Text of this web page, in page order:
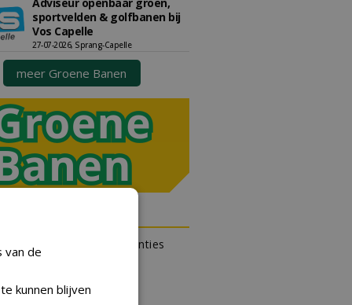
sportvelden & golfbanen bij
Vos Capelle
27-07-2026, Sprang-Capelle
meer Groene Banen
kan gratis kleine advertenties
zijn eigen account.
gratis advertentie
van de
kunnen blijven